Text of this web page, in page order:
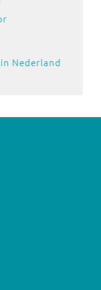
Nederland